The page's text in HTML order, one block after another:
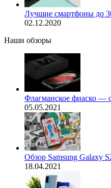
Лучшие смартфоны до
02.12.2020
Наши обзоры
Флагманское фиаско —
05.05.2021
Обзор Samsung Galaxy
18.04.2021